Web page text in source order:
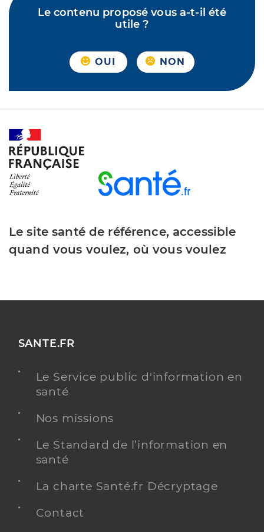
Le contenu proposé vous a-t-il été
utile ?
OUI NON
Le site santé de référence, accessible
quand vous voulez, où vous voulez
SANTE.FR
Le Service public d'information en
santé
Nos missions
Le Standard de l’information en
santé
La charte Santé.fr Décryptage
Contact